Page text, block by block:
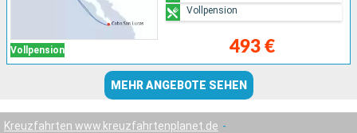
Vollpension 493 €
Vollpension
MEHR ANGEBOTE SEHEN
Kreuzfahrten www.kreuzfahrtenplanet.de